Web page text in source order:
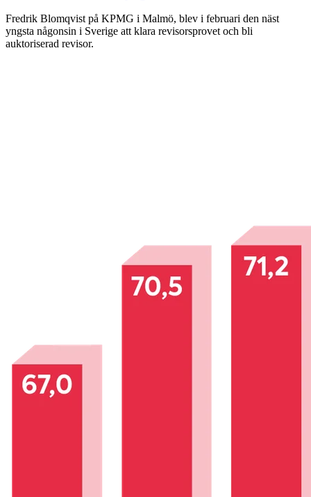
Fredrik Blomqvist på KPMG i Malmö, blev i februari den näst
yngsta någonsin i Sverige att klara revisorsprovet och bli
auktoriserad revisor.